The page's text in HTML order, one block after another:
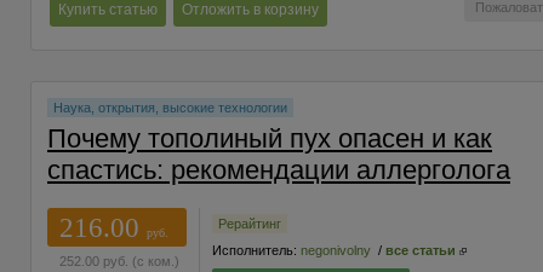
Купить статью Отложить в корзину
Наука, открытия, высокие технологии
Почему тополиный пух опасен и как
спастись: рекомендации аллерголога
216.00
руб.
252.00 руб. (с ком.)
Рерайтинг
Исполнитель: negonivolny / все статьи